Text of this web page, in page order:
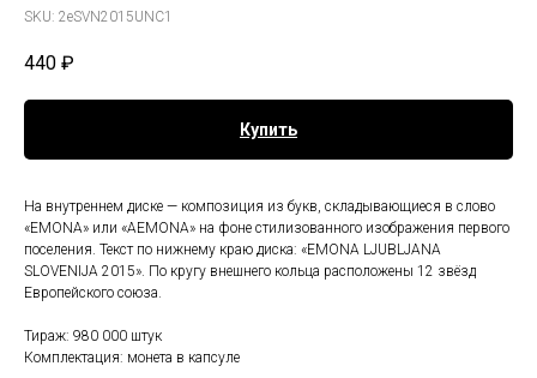
SKU: 2eSVN2015UNC1
440 ₽
Купить
На внутреннем диске — композиция из букв, складывающиеся в слово
«EMONA» или «AEMONA» на фоне стилизованного изображения первого
поселения. Текст по нижнему краю диска: «EMONA LJUBLJANA
SLOVENIJA 2015». По кругу внешнего кольца расположены 12 звёзд
Европейского союза.
Тираж: 980 000 штук
Комплектация: монета в капсуле